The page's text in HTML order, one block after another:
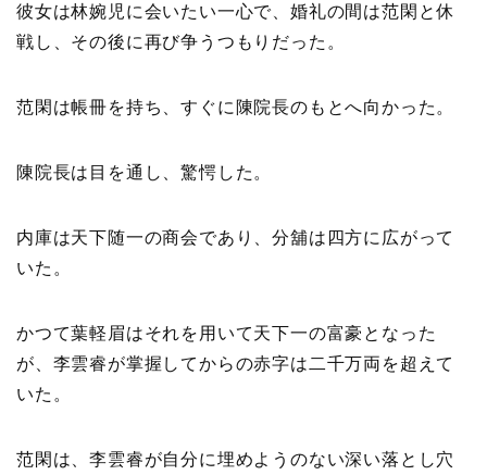
彼女は林婉児に会いたい一心で、婚礼の間は范閑と休
戦し、その後に再び争うつもりだった。
范閑は帳冊を持ち、すぐに陳院長のもとへ向かった。
陳院長は目を通し、驚愕した。
内庫は天下随一の商会であり、分舖は四方に広がって
いた。
かつて葉軽眉はそれを用いて天下一の富豪となった
が、李雲睿が掌握してからの赤字は二千万両を超えて
いた。
范閑は、李雲睿が自分に埋めようのない深い落とし穴